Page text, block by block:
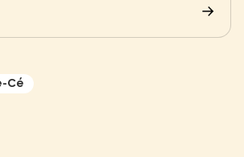
nature près de votre Slow
Cé